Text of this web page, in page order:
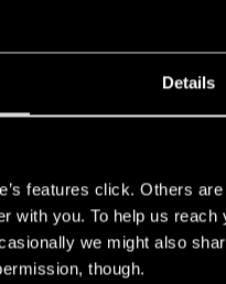
Details
features click. Others
with you. To help us
we might also
though.
CPU...
нормально и не
CPU?
и проц, чтобы игра шла
не причём.
в любой игре и